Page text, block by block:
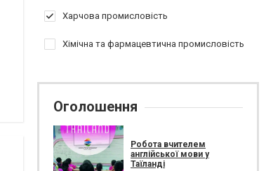
Харчова промисловість
Хімічна та фармацевтична промисловість
Оголошення
Робота вчителем
англійської мови у
Таїланді